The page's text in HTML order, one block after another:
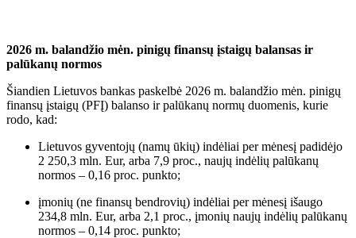
2026 m. balandžio mėn. pinigų finansų įstaigų balansas ir
palūkanų normos
Šiandien Lietuvos bankas paskelbė 2026 m. balandžio mėn. pinigų
finansų įstaigų (PFĮ) balanso ir palūkanų normų duomenis, kurie
rodo, kad:
Lietuvos gyventojų (namų ūkių) indėliai per mėnesį padidėjo
2 250,3 mln. Eur, arba 7,9 proc., naujų indėlių palūkanų
normos – 0,16 proc. punkto;
įmonių (ne finansų bendrovių) indėliai per mėnesį išaugo
234,8 mln. Eur, arba 2,1 proc., įmonių naujų indėlių palūkanų
normos – 0,14 proc. punkto;